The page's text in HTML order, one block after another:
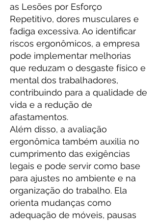
as Lesões por Esforço
Repetitivo, dores musculares e
fadiga excessiva. Ao identificar
riscos ergonômicos, a empresa
pode implementar melhorias
que reduzam o desgaste físico e
mental dos trabalhadores,
contribuindo para a qualidade de
vida e a redução de
afastamentos.
Além disso, a avaliação
ergonômica também auxilia no
cumprimento das exigências
legais e pode servir como base
para ajustes no ambiente e na
organização do trabalho. Ela
orienta mudanças como
adequação de móveis, pausas